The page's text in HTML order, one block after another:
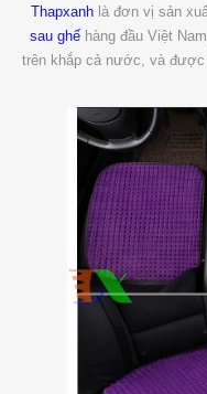
Thapxanhlà đơn vị sản
sau ghế hàng đầu Việt
trên khắp cả nước, và